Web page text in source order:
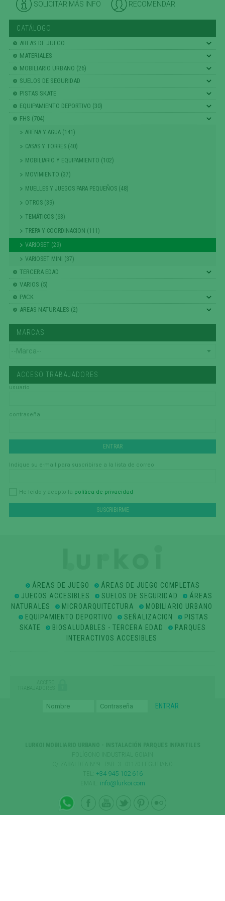
SOLICITAR MÁS INFO RECOMENDAR
CATÁLOGO
AREAS DE JUEGO
MATERIALES
MOBILIARIO URBANO (26)
SUELOS DE SEGURIDAD
PISTAS SKATE
EQUIPAMIENTO DEPORTIVO (30)
FHS (704)
ARENA Y AGUA (141)
CASAS Y TORRES (40)
MOBILIARIO Y EQUIPAMIENTO (102)
MOVIMIENTO (37)
MUELLES Y JUEGOS PARA PEQUEÑOS (48)
OTROS (39)
TEMÁTICOS (63)
TREPA Y COORDINACION (111)
VARIOSET (29)
VARIOSET MINI (37)
TERCERA EDAD
VARIOS (5)
PACK
AREAS NATURALES (2)
MARCAS
ACCESO TRABAJADORES
usuario
contraseña
Indique su e-mail para suscribirse a la lista de correo
He leído y acepto la política de privacidad
ÁREAS DE JUEGO
ÁREAS DE JUEGO COMPLETAS
JUEGOS ACCESIBLES
SUELOS DE SEGURIDAD
ÁREAS
NATURALES
MICROARQUITECTURA
MOBILIARIO URBANO
EQUIPAMIENTO DEPORTIVO
SEÑALIZACION
PISTAS
SKATE
BIOSALUDABLES - TERCERA EDAD
PARQUES
INTERACTIVOS ACCESIBLES
ACCESO
TRABAJADORES
+34 945 102 616
info@lurkoi.com